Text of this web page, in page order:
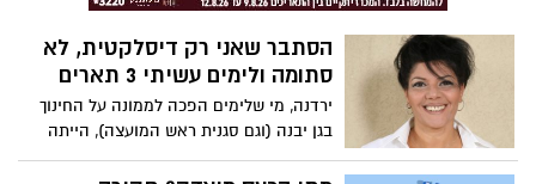
הסתבר שאני רק דיסלקטית, לא
סתומה ולימים עשיתי 3 תארים
ירדנה, מי שלימים הפכה לממונה על החינוך
בגן יבנה (וגם סגנית ראש המועצה), הייתה
בטוחה כל השנים שיש לה בעיה שריסקה את